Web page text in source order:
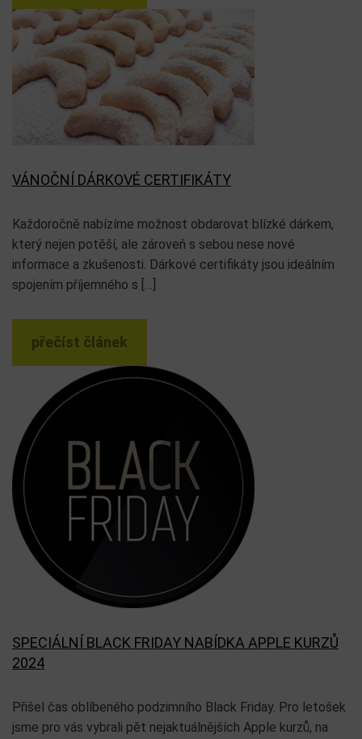
VÁNOČNÍ DÁRKOVÉ CERTIFIKÁTY
Každoročně nabízíme možnost obdarovat blízké dárkem,
který nejen potěší, ale zároveň s sebou nese nové
informace a zkušenosti. Dárkové certifikáty jsou ideálním
spojením příjemného s […]
přečíst článek
SPECIÁLNÍ BLACK FRIDAY NABÍDKA APPLE KURZŮ
2024
Přišel čas oblíbeného podzimního Black Friday. Pro letošek
jsme pro vás vybrali pět nejaktuálnějších Apple kurzů, na